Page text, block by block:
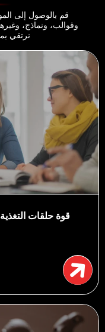
قم بالوصول إلى
وقوالب، ونماذج،
نرتقي
قوة حلقات